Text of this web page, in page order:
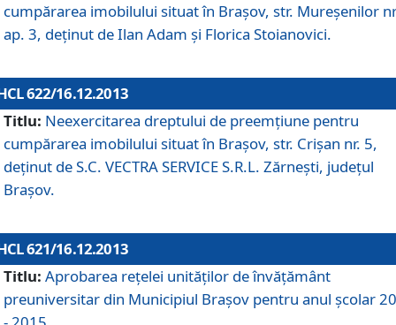
cumpărarea imobilului situat în Braşov, str. Mureşenilor
ap. 3, deţinut de Ilan Adam şi Florica Stoianovici.
622/16.12.2013
Titlu: Neexercitarea dreptului de preemţiune pentru
cumpărarea imobilului situat în Braşov, str. Crişan nr. 5,
deţinut de S.C. VECTRA SERVICE S.R.L. Zărneşti, judeţul
Braşov.
621/16.12.2013
Titlu: Aprobarea reţelei unităţilor de învăţământ
preuniversitar din Municipiul Braşov pentru anul şcolar